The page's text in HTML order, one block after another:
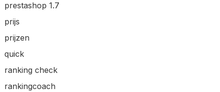
prestashop 1.7
prijs
prijzen
quick
ranking check
rankingcoach